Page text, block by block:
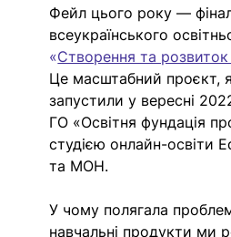
Фейл цього року —
всеукраїнського
«Створення та розвиток
Це масштабний проєкт,
запустили у вересні
ГО «Освітня фундація
студією онлайн-освіти
та МОН.
У чому полягала
навчальні продукти ми